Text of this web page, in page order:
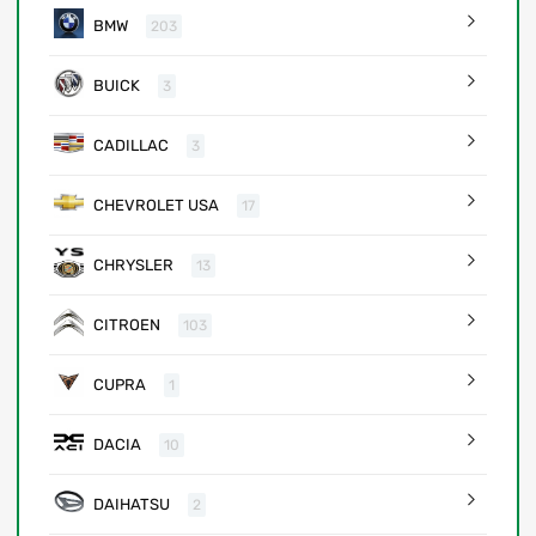
BMW 203
BUICK 3
CADILLAC 3
CHEVROLET USA 17
CHRYSLER 13
CITROEN 103
CUPRA 1
DACIA 10
DAIHATSU 2